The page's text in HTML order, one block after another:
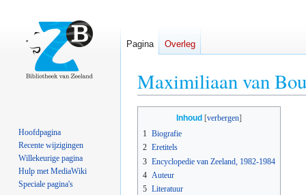
Maximiliaan van
navigatie
springen
zoeken
springen
Inhoud
1 Biografie
2 Eretitels
3 Encyclopedie van Zeeland, 1982-1984
4 Auteur
5 Literatuur
Pagina Overleg
Hoofdpagina
Recente wijzigingen
Willekeurige pagina
Hulp met MediaWiki
Speciale pagina's